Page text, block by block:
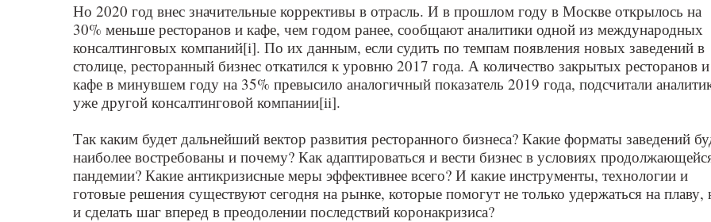
Но 2020 год внес значительные коррективы в отрасль. И в прошлом году в Москве открылось на
30% меньше ресторанов и кафе, чем годом ранее, сообщают аналитики одной из международных
консалтинговых компаний[i]. По их данным, если судить по темпам появления новых заведений в
столице, ресторанный бизнес откатился к уровню 2017 года. А количество закрытых ресторанов и
кафе в минувшем году на 35% превысило аналогичный показатель 2019 года, подсчитали
уже другой консалтинговой компании[ii].
Так каким будет дальнейший вектор развития ресторанного бизнеса? Какие форматы заведений
наиболее востребованы и почему? Как адаптироваться и вести бизнес в условиях
пандемии? Какие антикризисные меры эффективнее всего? И какие инструменты, технологии и
готовые решения существуют сегодня на рынке, которые помогут не только удержаться на плаву,
и сделать шаг вперед в преодолении последствий коронакризиса?